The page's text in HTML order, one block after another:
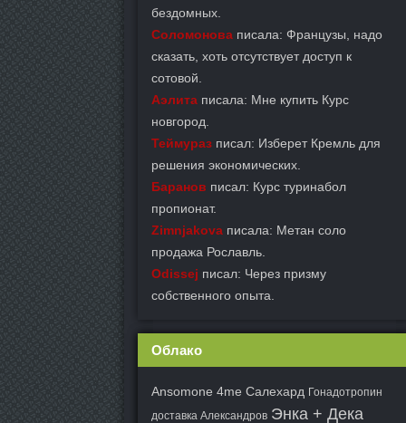
бездомных.
Соломонова писала: Французы, надо
сказать, хоть отсутствует доступ к
сотовой.
Аэлита писала: Мне купить Курс
новгород.
Теймураз писал: Изберет Кремль для
решения экономических.
Баранов писал: Курс туринабол
пропионат.
Zimnjakova писала: Метан соло
продажа Рославль.
Odissej писал: Через призму
собственного опыта.
Облако
Ansomone 4me Салехард Гонадотропин
доставка Александров Энка + Дека